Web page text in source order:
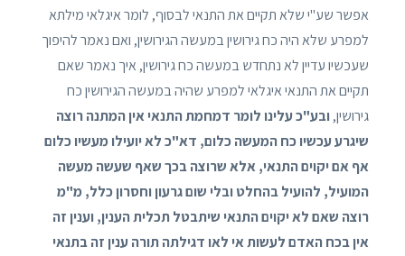
אפשר שע"י שלא תקיים את התנאי לבסוף, לומר איגלאי מילתא
למפרע שלא היה כח גירושין במעשה הגירושין, ואם נאמר להיפוך
שעכשיו עדיין לא נתחדש במעשה כח גירושין, איך נאמר שאם
תקיים את התנאי איגלאי למפרע שהיה במעשה הגירושין כח
גירושין,ובע"כ עלינו לומר דמחמת התנאי אין המתנה רוצה
שיגרע עכשיו כח המעשה כלום, דא"כ לא יועילו מעשיו כלום
אף אם יקוים התנאי, אלא שרוצה בכך שאף שעשה מעשה
המועיל, להועיל בהחלט ובלי שום גרעון וחסרון כלל, מ"מ
רוצה שאם לא יקוים התנאי שיתבטל תכלית הענין, וענין זה
אין בכח האדם לעשות אי לאו דגילתה תורה ענין זה בתנאי